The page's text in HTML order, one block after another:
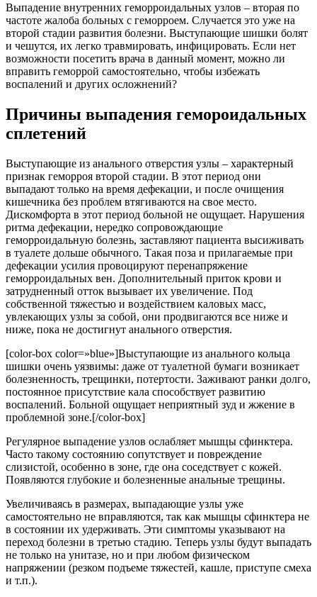
Выпадение внутренних геморроидальных узлов – вторая по
частоте жалоба больных с геморроем. Случается это уже на
второй стадии развития болезни. Выступающие шишки болят
и чешутся, их легко травмировать, инфицировать. Если нет
возможности посетить врача в данный момент, можно ли
вправить геморрой самостоятельно, чтобы избежать
воспалений и других осложнений?
Причины выпадения гемороидальных
сплетений
Выступающие из анального отверстия узлы – характерный
признак геморроя второй стадии. В этот период они
выпадают только на время дефекации, и после очищения
кишечника без проблем втягиваются на свое место.
Дискомфорта в этот период больной не ощущает. Нарушения
ритма дефекации, нередко сопровождающие
геморроидальную болезнь, заставляют пациента высиживать
в туалете дольше обычного. Такая поза и прилагаемые при
дефекации усилия провоцируют перенапряжение
геморроидальных вен. Дополнительный приток крови и
затрудненный отток вызывает их увеличение. Под
собственной тяжестью и воздействием каловых масс,
увлекающих узлы за собой, они продвигаются все ниже и
ниже, пока не достигнут анального отверстия.
[color-box color=»blue»]Выступающие из анального кольца
шишки очень уязвимы: даже от туалетной бумаги возникает
болезненность, трещинки, потертости. Заживают ранки долго,
постоянное присутствие кала способствует развитию
воспалений. Больной ощущает неприятный зуд и жжение в
проблемной зоне.[/color-box]
Регулярное выпадение узлов ослабляет мышцы сфинктера.
Часто такому состоянию сопутствует и повреждение
слизистой, особенно в зоне, где она соседствует с кожей.
Появляются глубокие и болезненные анальные трещины.
Увеличиваясь в размерах, выпадающие узлы уже
самостоятельно не вправляются, так как мышцы сфинктера не
в состоянии их удерживать. Эти симптомы указывают на
переход болезни в третью стадию. Теперь узлы будут выпадать
не только на унитазе, но и при любом физическом
напряжении (резком подъеме тяжестей, кашле, приступе смеха
и т.п.).